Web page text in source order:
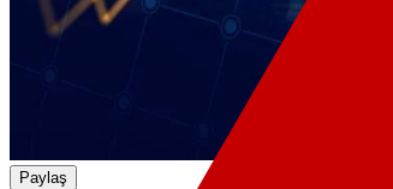
Paylaş